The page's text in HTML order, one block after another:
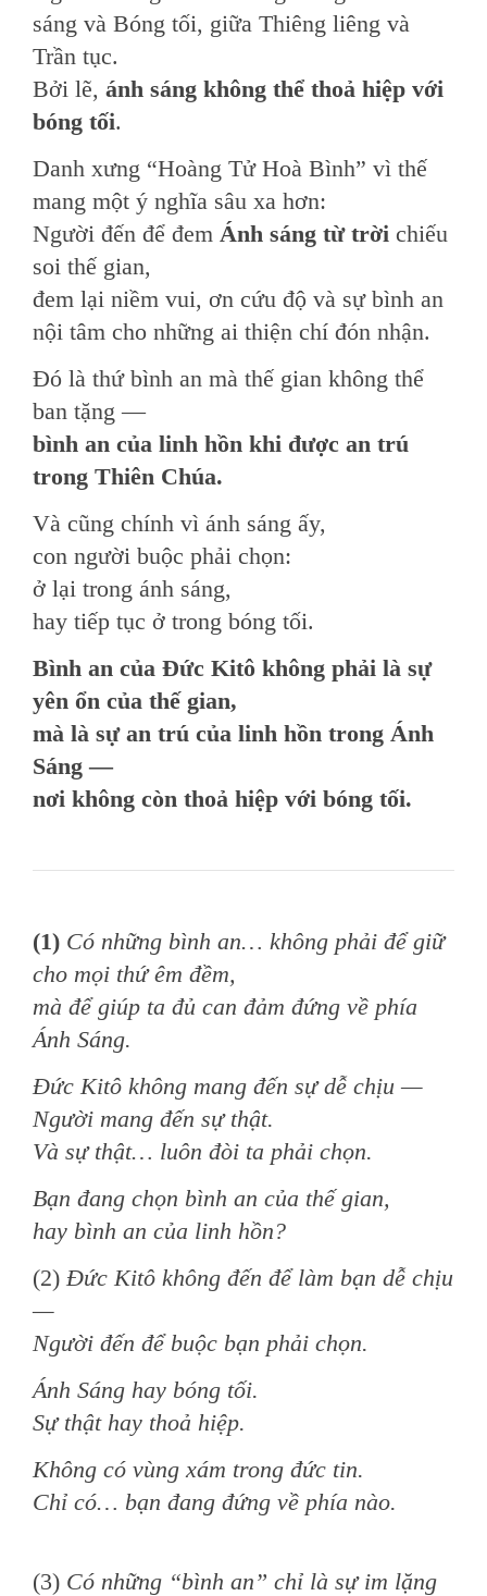
sáng và Bóng tối, giữa Thiêng liêng và
Trần tục.
Bởi lẽ, ánh sáng không thể thoả hiệp với
bóng tối.
Danh xưng “Hoàng Tử Hoà Bình” vì thế
mang một ý nghĩa sâu xa hơn:
Người đến để đem Ánh sáng từ trời chiếu
soi thế gian,
đem lại niềm vui, ơn cứu độ và sự bình an
nội tâm cho những ai thiện chí đón nhận.
Đó là thứ bình an mà thế gian không thể
ban tặng —
bình an của linh hồn khi được an trú
trong Thiên Chúa.
Và cũng chính vì ánh sáng ấy,
con người buộc phải chọn:
ở lại trong ánh sáng,
hay tiếp tục ở trong bóng tối.
Bình an của Đức Kitô không phải là sự
yên ổn của thế gian,
mà là sự an trú của linh hồn trong Ánh
Sáng —
nơi không còn thoả hiệp với bóng tối.
(1) Có những bình an… không phải để giữ
cho mọi thứ êm đềm,
mà để giúp ta đủ can đảm đứng về phía
Ánh Sáng.
Đức Kitô không mang đến sự dễ chịu —
Người mang đến sự thật.
Và sự thật… luôn đòi ta phải chọn.
Bạn đang chọn bình an của thế gian,
hay bình an của linh hồn?
(2) Đức Kitô không đến để làm bạn dễ chịu
—
Người đến để buộc bạn phải chọn.
Ánh Sáng hay bóng tối.
Sự thật hay thoả hiệp.
Không có vùng xám trong đức tin.
Chỉ có… bạn đang đứng về phía nào.
(3) Có những “bình an” chỉ là sự im lặng